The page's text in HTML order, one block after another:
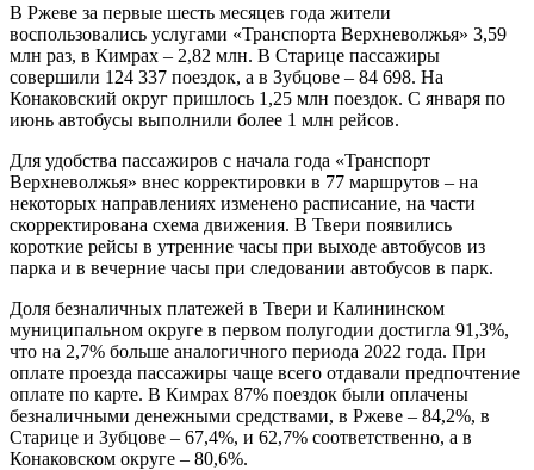
В Ржеве за первые шесть месяцев года жители
воспользовались услугами «Транспорта Верхневолжья» 3,59
млн раз, в Кимрах – 2,82 млн. В Старице пассажиры
совершили 124 337 поездок, а в Зубцове – 84 698. На
Конаковский округ пришлось 1,25 млн поездок. С января по
июнь автобусы выполнили более 1 млн рейсов.
Для удобства пассажиров с начала года «Транспорт
Верхневолжья» внес корректировки в 77 маршрутов – на
некоторых направлениях изменено расписание, на части
скорректирована схема движения. В Твери появились
короткие рейсы в утренние часы при выходе автобусов из
парка и в вечерние часы при следовании автобусов в парк.
Доля безналичных платежей в Твери и Калининском
муниципальном округе в первом полугодии достигла 91,3%,
что на 2,7% больше аналогичного периода 2022 года. При
оплате проезда пассажиры чаще всего отдавали предпочтение
оплате по карте. В Кимрах 87% поездок были оплачены
безналичными денежными средствами, в Ржеве – 84,2%, в
Старице и Зубцове – 67,4%, и 62,7% соответственно, а в
Конаковском округе – 80,6%.